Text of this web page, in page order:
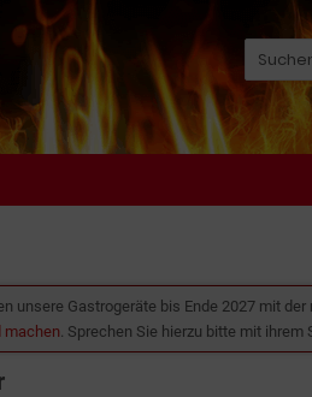
unsere Gastrogeräte bis Ende 2027 mit der
machen. Sprechen Sie hierzu bitte mit ihrem